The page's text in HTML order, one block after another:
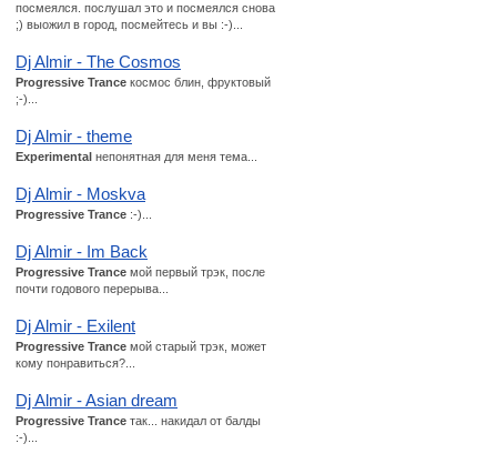
посмеялся. послушал это и посмеялся снова
;) выожил в город, посмейтесь и вы :-)...
Dj Almir - The Cosmos
Progressive Trance космос блин, фруктовый
;-)...
Dj Almir - theme
Experimental непонятная для меня тема...
Dj Almir - Moskva
Progressive Trance :-)...
Dj Almir - Im Back
Progressive Trance мой первый трэк, после
почти годового перерыва...
Dj Almir - Exilent
Progressive Trance мой старый трэк, может
кому понравиться?...
Dj Almir - Asian dream
Progressive Trance так... накидал от балды
:-)...